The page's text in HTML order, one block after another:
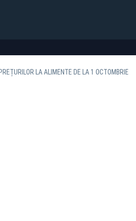
LA ALIMENTE DE LA 1 OCTOMBRIE